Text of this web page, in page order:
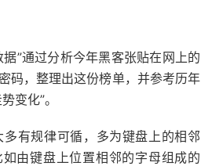
”通过分析今年黑客张贴在网上的
码，整理出这份榜单，并参考历年
变化”。
有规律可循，多为键盘上的相邻
由键盘上位置相邻的字母组成的